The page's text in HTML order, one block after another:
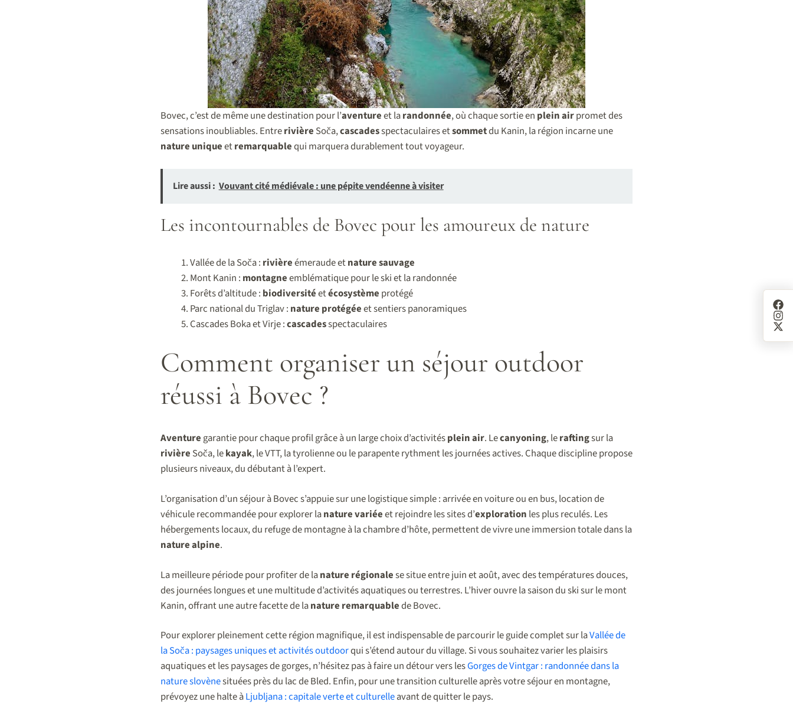
Bovec, c’est de même une destination pour l’aventureet larandonnée, où chaque sortie en plein airpromet des
sensations inoubliables. Entrerivière Soča,cascadesspectaculaires etsommetdu Kanin, la région incarne une
nature uniqueetremarquablequi marquera durablement tout voyageur.
Lire aussi : Vouvant cité médiévale : une pépite vendéenne à visiter
Les incontournables de Bovec pour les amoureux de nature
Vallée de la Soča : rivièreémeraude etnature sauvage
Mont Kanin : montagneemblématique pour le ski et la randonnée
Forêts d’altitude : biodiversitéetécosystème protégé
Parc national du Triglav : nature protégéeet sentiers panoramiques
Cascades Boka et Virje :cascadesspectaculaires
Comment organiser un séjour outdoor
réussi à Bovec ?
Aventure garantie pour chaque profil grâce à un large choix d’activitésplein air. Lecanyoning, leraftingsur la
rivière Soča, lekayak, le VTT, la tyrolienne ou le parapente rythment les journées actives. Chaque discipline propose
plusieurs niveaux, du débutant à l’expert.
L’organisation d’un séjour à Bovec s’appuie sur une logistique simple : arrivée en voiture ou en bus, location de
véhicule recommandée pour explorer lanature variéeet rejoindre les sites d’exploration les plus reculés. Les
hébergements locaux, du refuge de montagne à la chambre d’hôte, permettent de vivre une immersion totale dans la
nature alpine.
La meilleure période pour profiter de lanature régionalese situe entre juin et août, avec des températures douces,
des journées longues et une multitude d’activités aquatiques ou terrestres. L’hiver ouvre la saison du ski sur le mont
Kanin, offrant une autre facette de lanature remarquablede Bovec.
Pour explorer pleinement cette région magnifique, il est indispensable de parcourir le guide complet sur laVallée de
la Soča : paysages uniques et activités outdoorqui s’étend autour du village. Si vous souhaitez varier les plaisirs
aquatiques et les paysages de gorges, n’hésitez pas à faire un détour vers lesGorges de Vintgar : randonnée dans la
nature slovènesituées près du lac de Bled. Enfin, pour une transition culturelle après votre séjour en montagne,
prévoyez une halte àLjubljana : capitale verte et culturelleavant de quitter le pays.